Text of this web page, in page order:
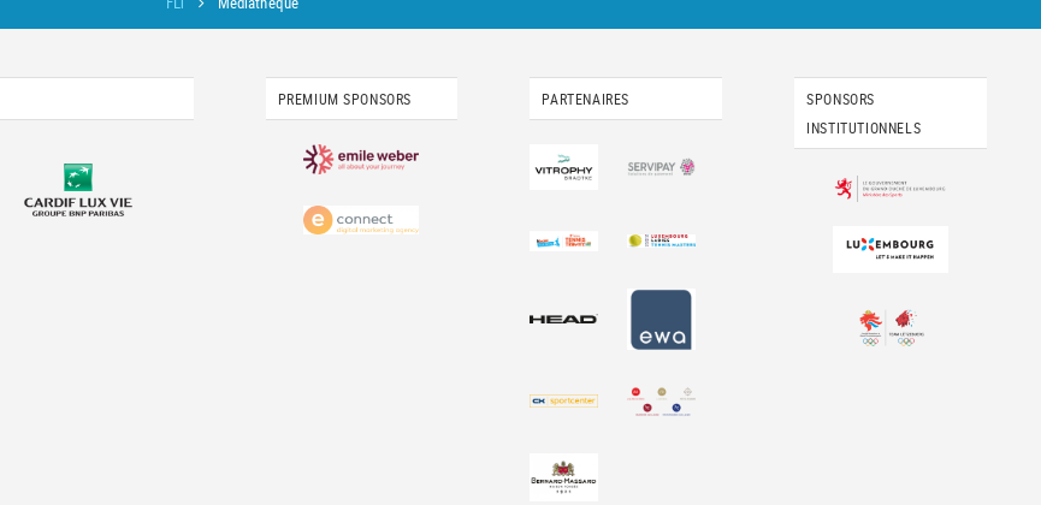
PREMIUM SPONSORS PARTENAIRES
SPONSORS
INSTITUTIONNELS